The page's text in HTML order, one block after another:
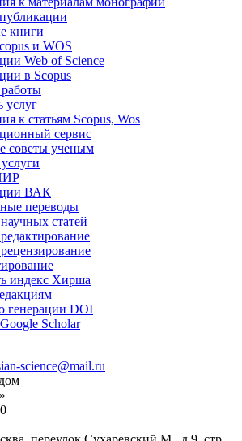
книги
и WOS
Web of Science
в Scopus
услуг
к статьям Scopus, Wos
сервис
советы ученым
ВАК
переводы
статей
индекс Хирша
генерации DOI
Scholar
science@mail.ru